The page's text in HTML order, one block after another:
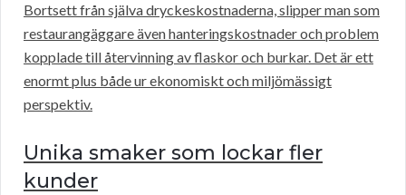
Bortsett från själva dryckeskostnaderna, slipper man som
restaurangäggare även hanteringskostnader och problem
kopplade till återvinning av flaskor och burkar. Det är ett
enormt plus både ur ekonomiskt och miljömässigt
perspektiv.
Unika smaker som lockar fler
kunder